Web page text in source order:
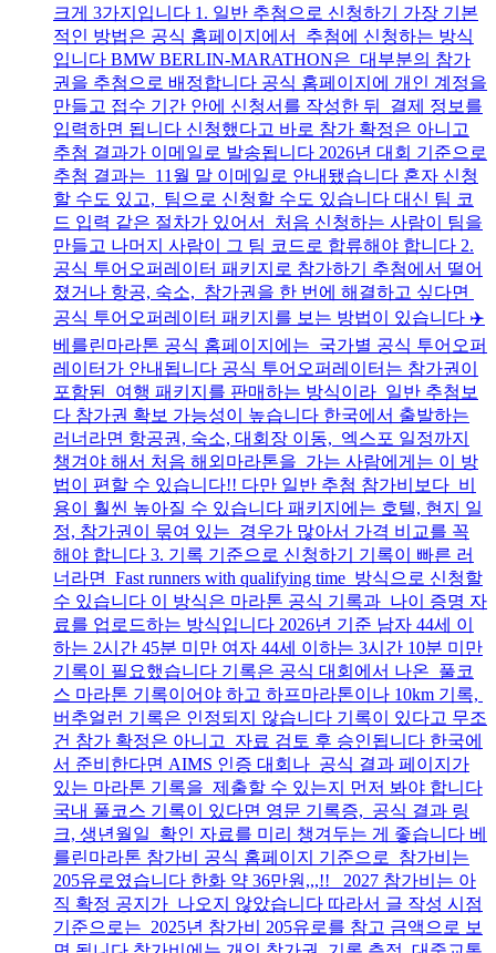
크게 3가지입니다 1. 일반 추첨으로 신청하기 가장 기본
적인 방법은 공식 홈페이지에서 추첨에 신청하는 방식
입니다 BMW BERLIN-MARATHON은 대부분의 참가
권을 추첨으로 배정합니다 공식 홈페이지에 개인 계정을
만들고 접수 기간 안에 신청서를 작성한 뒤 결제 정보를
입력하면 됩니다 신청했다고 바로 참가 확정은 아니고
추첨 결과가 이메일로 발송됩니다 2026년 대회 기준으로
추첨 결과는 11월 말 이메일로 안내됐습니다 혼자 신청
할 수도 있고, 팀으로 신청할 수도 있습니다 대신 팀 코
드 입력 같은 절차가 있어서 처음 신청하는 사람이 팀을
만들고 나머지 사람이 그 팀 코드로 합류해야 합니다 2.
공식 투어오퍼레이터 패키지로 참가하기 추첨에서 떨어
졌거나 항공, 숙소, 참가권을 한 번에 해결하고 싶다면
공식 투어오퍼레이터 패키지를 보는 방법이 있습니다 ✈️
베를린마라톤 공식 홈페이지에는 국가별 공식 투어오퍼
레이터가 안내됩니다 공식 투어오퍼레이터는 참가권이
포함된 여행 패키지를 판매하는 방식이라 일반 추첨보
다 참가권 확보 가능성이 높습니다 한국에서 출발하는
러너라면 항공권, 숙소, 대회장 이동, 엑스포 일정까지
챙겨야 해서 처음 해외마라톤을 가는 사람에게는 이 방
법이 편할 수 있습니다!! 다만 일반 추첨 참가비보다 비
용이 훨씬 높아질 수 있습니다 패키지에는 호텔, 현지 일
정, 참가권이 묶여 있는 경우가 많아서 가격 비교를 꼭
해야 합니다 3. 기록 기준으로 신청하기 기록이 빠른 러
너라면 Fast runners with qualifying time 방식으로 신청할
수 있습니다 이 방식은 마라톤 공식 기록과 나이 증명 자
료를 업로드하는 방식입니다 2026년 기준 남자 44세 이
하는 2시간 45분 미만 여자 44세 이하는 3시간 10분 미만
기록이 필요했습니다 기록은 공식 대회에서 나온 풀코
스 마라톤 기록이어야 하고 하프마라톤이나 10km 기록,
버추얼런 기록은 인정되지 않습니다 기록이 있다고 무조
건 참가 확정은 아니고 자료 검토 후 승인됩니다 한국에
서 준비한다면 AIMS 인증 대회나 공식 결과 페이지가
있는 마라톤 기록을 제출할 수 있는지 먼저 봐야 합니다
국내 풀코스 기록이 있다면 영문 기록증, 공식 결과 링
크, 생년월일 확인 자료를 미리 챙겨두는 게 좋습니다 베
를린마라톤 참가비 공식 홈페이지 기준으로 참가비는
205유로였습니다 한화 약 36만원,,,!! 2027 참가비는 아
직 확정 공지가 나오지 않았습니다 따라서 글 작성 시점
기준으로는 2025년 참가비 205유로를 참고 금액으로 보